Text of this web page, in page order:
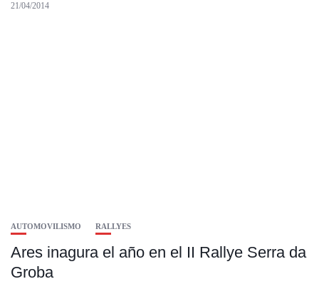
21/04/2014
AUTOMOVILISMO RALLYES
Ares inagura el año en el II Rallye Serra da
Groba